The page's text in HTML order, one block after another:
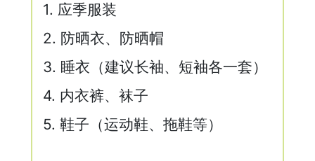
1. 应季服装
2. 防晒衣、防晒帽
3. 睡衣（建议长袖、短袖各一套）
4. 内衣裤、袜子
5. 鞋子（运动鞋、拖鞋等）